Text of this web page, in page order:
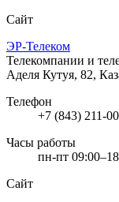
Сайт
ЭР-Телеком
Телекомпании и
Аделя Кутуя, 82,
Телефон
+7 (843) 211-
Часы работы
пн-пт
Сайт